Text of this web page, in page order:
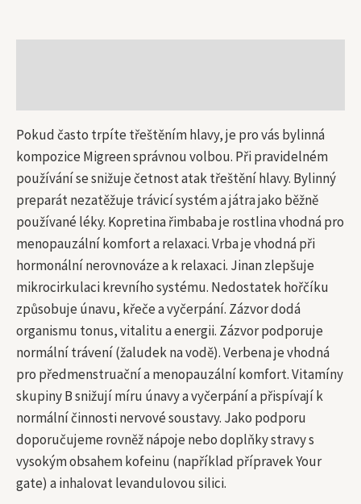
Pokud často trpíte třeštěním hlavy, je pro vás bylinná
kompozice Migreen správnou volbou. Při pravidelném
používání se snižuje četnost atak třeštění hlavy. Bylinný
preparát nezatěžuje trávicí systém a játra jako běžně
používané léky. Kopretina řimbaba je rostlina vhodná pro
menopauzální komfort a relaxaci. Vrba je vhodná při
hormonální nerovnováze a k relaxaci. Jinan zlepšuje
mikrocirkulaci krevního systému. Nedostatek hořčíku
způsobuje únavu, křeče a vyčerpání. Zázvor dodá
organismu tonus, vitalitu a energii. Zázvor podporuje
normální trávení (žaludek na vodě). Verbena je vhodná
pro předmenstruační a menopauzální komfort. Vitamíny
skupiny B snižují míru únavy a vyčerpání a přispívají k
normální činnosti nervové soustavy. Jako podporu
doporučujeme rovněž nápoje nebo doplňky stravy s
vysokým obsahem kofeinu (například přípravek Your
gate) a inhalovat levandulovou silici.